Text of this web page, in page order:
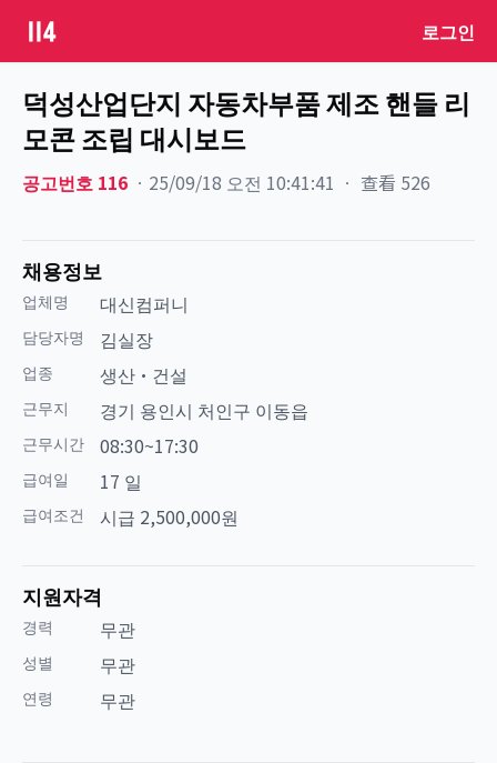
로그인
덕성산업단지 자동차부품 제조 핸들 리
모콘 조립 대시보드
공고번호 116 ㆍ 25/09/18 오전 10:41:41 ㆍ 查看 526
채용정보
업체명 대신컴퍼니
담당자명 김실장
업종 생산·건설
근무지 경기 용인시 처인구 이동읍
근무시간 08:30~17:30
급여일 17 일
급여조건 시급 2,500,000원
지원자격
경력 무관
성별 무관
연령 무관